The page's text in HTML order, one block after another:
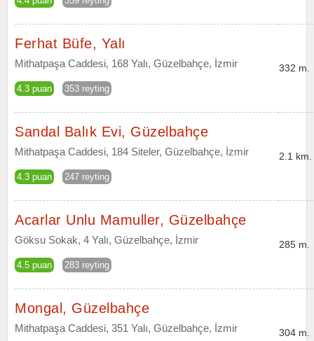
Ferhat Büfe, Yalı
Mithatpaşa Caddesi, 168 Yalı, Güzelbahçe, İzmir
4.3 puan 353 reyting
332 m.
Sandal Balık Evi, Güzelbahçe
Mithatpaşa Caddesi, 184 Siteler, Güzelbahçe, İzmir
4.3 puan 247 reyting
2.1 km.
Acarlar Unlu Mamuller, Güzelbahçe
Göksu Sokak, 4 Yalı, Güzelbahçe, İzmir
4.5 puan 283 reyting
285 m.
Mongal, Güzelbahçe
Mithatpaşa Caddesi, 351 Yalı, Güzelbahçe, İzmir 304 m.